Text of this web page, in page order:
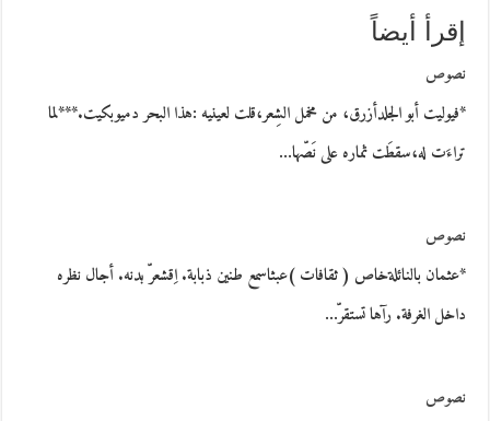
إقرأ أيضاً
نصوص
*فيوليت أبو الجلدأزرق، من مخمل الشِعر،قلت لعينيه :هذا البحر دميوبكيت.***لما
تراءَت له،سقطَت ثماره على نَصّها…
نصوص
*عثمان بالنائلةخاص ( ثقافات )عبثاسمع طنين ذبابة. اِقشعرّ بدنه. أجال نظره
داخل الغرفة. رآها تستقرّ…
نصوص